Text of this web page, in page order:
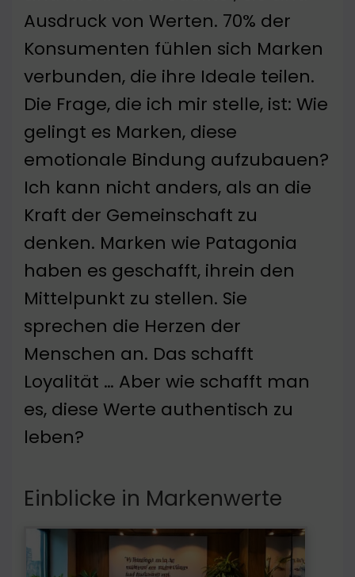
Ausdruck von Werten. 70% der
Konsumenten fühlen sich Marken
verbunden, die ihre Ideale teilen.
Die Frage, die ich mir stelle, ist: Wie
gelingt es Marken, diese
emotionale Bindung aufzubauen?
Ich kann nicht anders, als an die
Kraft der Gemeinschaft zu
denken. Marken wie Patagonia
haben es geschafft, ihrein den
Mittelpunkt zu stellen. Sie
sprechen die Herzen der
Menschen an. Das schafft
Loyalität … Aber wie schafft man
es, diese Werte authentisch zu
leben?
Einblicke in Markenwerte